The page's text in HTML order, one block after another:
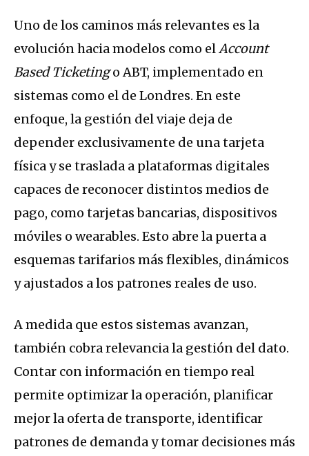
Uno de los caminos más relevantes es la
evolución hacia modelos como elAccount
Based Ticketingo ABT, implementado en
sistemas como el de Londres. En este
enfoque, la gestión del viaje deja de
depender exclusivamente de una tarjeta
física y se traslada a plataformas digitales
capaces de reconocer distintos medios de
pago, como tarjetas bancarias, dispositivos
móviles o wearables. Esto abre la puerta a
esquemas tarifarios más flexibles, dinámicos
y ajustados a los patrones reales de uso.
A medida que estos sistemas avanzan,
también cobra relevancia la gestión del dato.
Contar con información en tiempo real
permite optimizar la operación, planificar
mejor la oferta de transporte, identificar
patrones de demanda y tomar decisiones más